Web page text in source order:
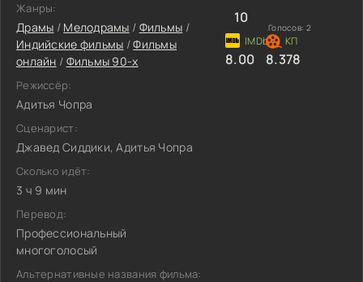
Жанры:
Драмы / Мелодрамы / Фильмы /
Индийские фильмы /Фильмы
онлайн / Фильмы 90-х
Режиссёр:
Адитья Чопра
Сценарист:
Джавед Сиддики, Адитья Чопра
Сколько идёт:
3 ч 9 мин
Перевод:
Профессиональный
многоголосый
Альтернативные названия фильма:
10
Голосов: 2
8.00 8.378